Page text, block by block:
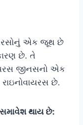
એક જૂથ છે
છે. તે
જીનસનો એક
રાઇનોવાયરસ છે.
સમાવેશ થાય છે: